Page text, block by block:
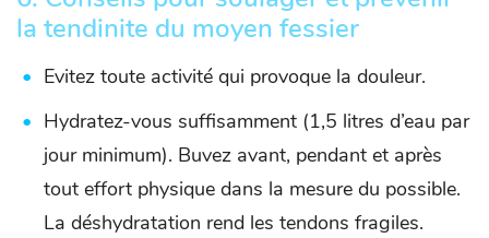
la tendinite du moyen fessier
Evitez toute activité qui provoque la douleur.
Hydratez-vous suffisamment (1,5 litres d’eau par
jour minimum). Buvez avant, pendant et après
tout effort physique dans la mesure du possible.
La déshydratation rend les tendons fragiles.